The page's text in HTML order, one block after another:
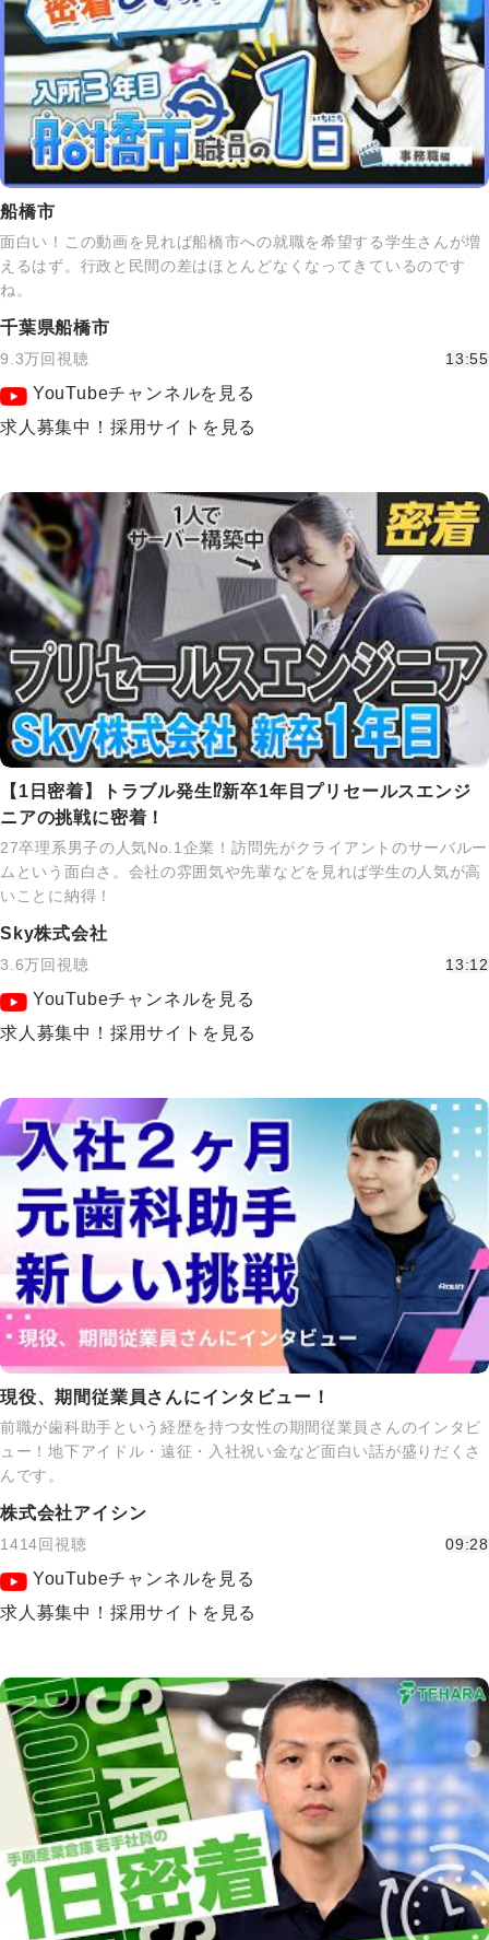
船橋市
面白い！この動画を見れば船橋市への就職を希望する学生さんが増
えるはず。行政と民間の差はほとんどなくなってきているのです
ね。
千葉県船橋市
9.3万回視聴 13:55
YouTubeチャンネルを見る
求人募集中！採用サイトを見る
【1日密着】トラブル発生⁉新卒1年目プリセールスエンジ
ニアの挑戦に密着！
27卒理系男子の人気No.1企業！訪問先がクライアントのサーバルー
ムという面白さ。会社の雰囲気や先輩などを見れば学生の人気が高
いことに納得！
Sky株式会社
3.6万回視聴 13:12
YouTubeチャンネルを見る
求人募集中！採用サイトを見る
現役、期間従業員さんにインタビュー！
前職が歯科助手という経歴を持つ女性の期間従業員さんのインタビ
ュー！地下アイドル・遠征・入社祝い金など面白い話が盛りだくさ
んです。
株式会社アイシン
1414回視聴 09:28
YouTubeチャンネルを見る
求人募集中！採用サイトを見る